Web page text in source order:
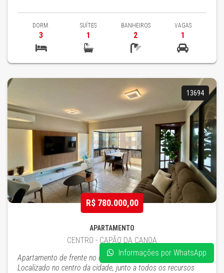
DORM.
3
SUÍTES
1
BANHEIROS
2
VAGAS
1
13694
R$ 780.000,00
APARTAMENTO
CENTRO - CAPÃO DA CANOA
Apartamento de frente no coração de Capão da Canoa!
Localizado no centro da cidade, junto a todos os recursos
Informações por WhatsApp